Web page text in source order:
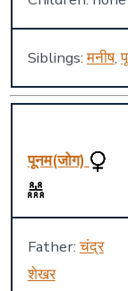
Siblings:मनीष,
पूनम(जोग)
Father:चंद्र
शेखर